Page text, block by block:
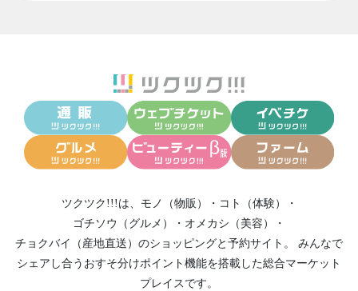
ツクツク!!!は、 モノ（物販） ・ コト（体験）
・
ゴチソウ（グルメ）
・ オメカシ（美容）
・
チョクバイ（産地直送） のショッピングと予約サイト。
みんなで
シェアし合う おすそ分けポイント機能を搭載した総合マーケット
プレイスです。